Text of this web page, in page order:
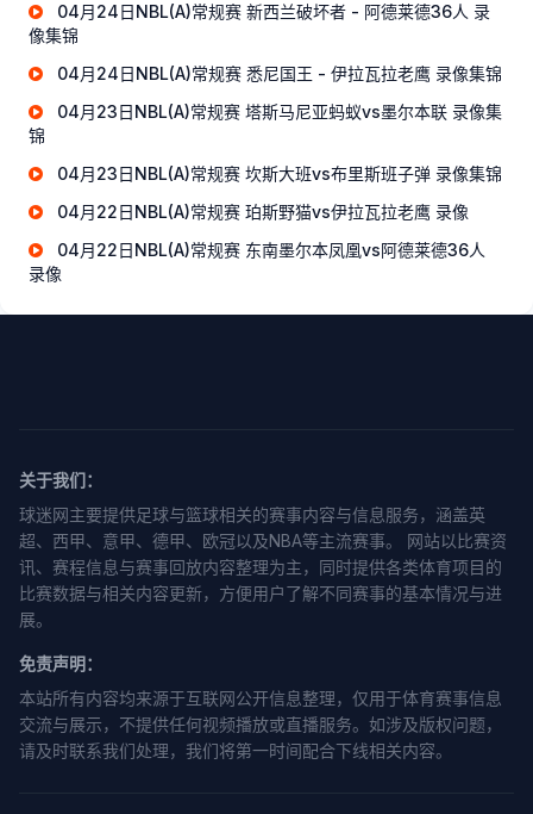
04月24日NBL(A)常规赛 新西兰破坏者 - 阿德莱德36人 录
像集锦
04月24日NBL(A)常规赛 悉尼国王 - 伊拉瓦拉老鹰 录像集锦
04月23日NBL(A)常规赛 塔斯马尼亚蚂蚁vs墨尔本联 录像集
锦
04月23日NBL(A)常规赛 坎斯大班vs布里斯班子弹 录像集锦
04月22日NBL(A)常规赛 珀斯野猫vs伊拉瓦拉老鹰 录像
04月22日NBL(A)常规赛 东南墨尔本凤凰vs阿德莱德36人
录像
关于我们：
球迷网主要提供足球与篮球相关的赛事内容与信息服务，涵盖英
超、西甲、意甲、德甲、欧冠以及NBA等主流赛事。 网站以比赛资
讯、赛程信息与赛事回放内容整理为主，同时提供各类体育项目的
比赛数据与相关内容更新，方便用户了解不同赛事的基本情况与进
展。
免责声明：
本站所有内容均来源于互联网公开信息整理，仅用于体育赛事信息
交流与展示，不提供任何视频播放或直播服务。如涉及版权问题，
请及时联系我们处理，我们将第一时间配合下线相关内容。